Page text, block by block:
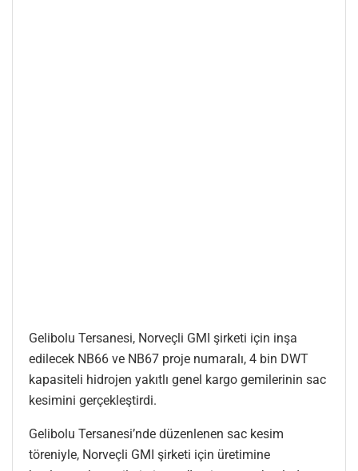
Gelibolu Tersanesi, Norveçli GMI şirketi için inşa
edilecek NB66 ve NB67 proje numaralı, 4 bin DWT
kapasiteli hidrojen yakıtlı genel kargo gemilerinin sac
kesimini gerçekleştirdi.
Gelibolu Tersanesi’nde düzenlenen sac kesim
töreniyle, Norveçli GMI şirketi için üretimine